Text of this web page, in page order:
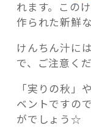
れます。この
作られた新鮮
けんちん汁に
で、ご注意く
「実りの秋」
ベントですの
がでしょう☆